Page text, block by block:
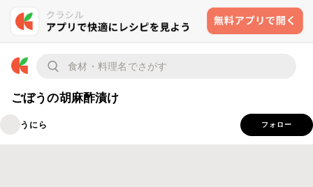
ごぼうの胡麻酢漬け
うにら フォロー